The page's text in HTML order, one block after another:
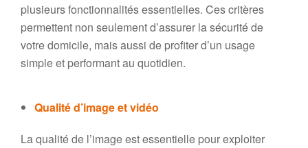
plusieurs fonctionnalités essentielles. Ces critères
permettent non seulement d’assurer la sécurité de
votre domicile, mais aussi de profiter d’un usage
simple et performant au quotidien.
Qualité d’image et vidéo
La qualité de l’image est essentielle pour exploiter